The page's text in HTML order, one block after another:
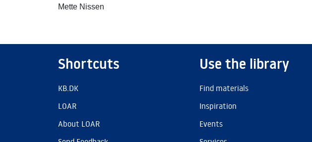
Mette Nissen
Shortcuts
KB.DK
LOAR
About LOAR
Use the library
Find materials
Inspiration
Events